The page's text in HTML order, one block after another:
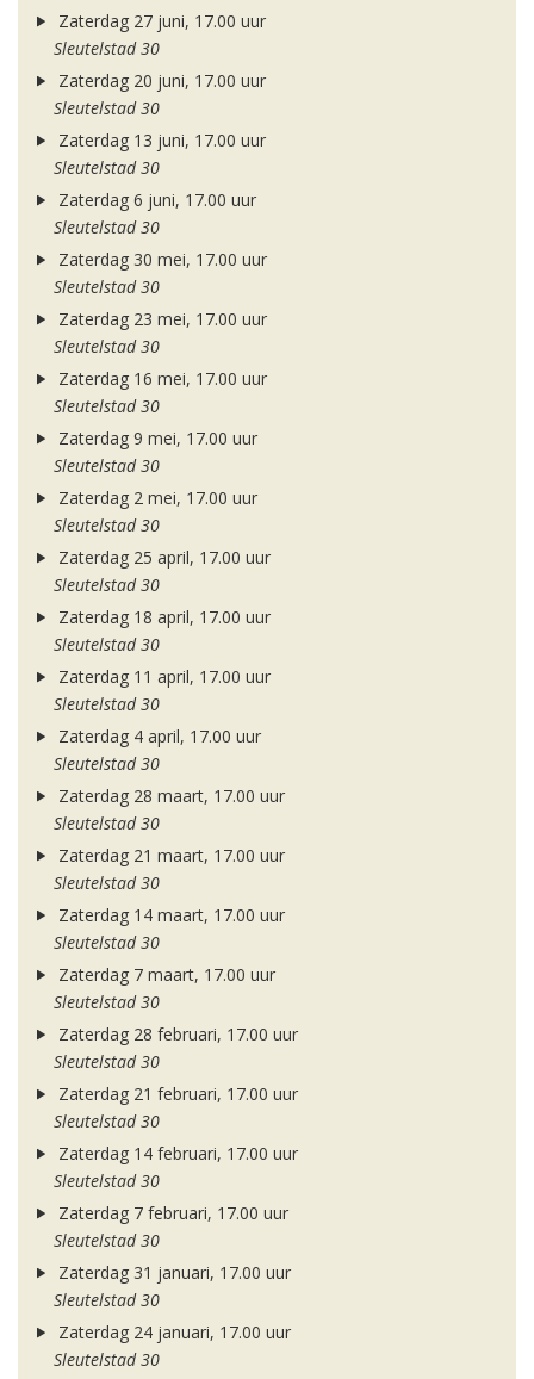
Zaterdag 27 juni, 17.00 uur
Sleutelstad 30
Zaterdag 20 juni, 17.00 uur
Sleutelstad 30
Zaterdag 13 juni, 17.00 uur
Sleutelstad 30
Zaterdag 6 juni, 17.00 uur
Sleutelstad 30
Zaterdag 30 mei, 17.00 uur
Sleutelstad 30
Zaterdag 23 mei, 17.00 uur
Sleutelstad 30
Zaterdag 16 mei, 17.00 uur
Sleutelstad 30
Zaterdag 9 mei, 17.00 uur
Sleutelstad 30
Zaterdag 2 mei, 17.00 uur
Sleutelstad 30
Zaterdag 25 april, 17.00 uur
Sleutelstad 30
Zaterdag 18 april, 17.00 uur
Sleutelstad 30
Zaterdag 11 april, 17.00 uur
Sleutelstad 30
Zaterdag 4 april, 17.00 uur
Sleutelstad 30
Zaterdag 28 maart, 17.00 uur
Sleutelstad 30
Zaterdag 21 maart, 17.00 uur
Sleutelstad 30
Zaterdag 14 maart, 17.00 uur
Sleutelstad 30
Zaterdag 7 maart, 17.00 uur
Sleutelstad 30
Zaterdag 28 februari, 17.00 uur
Sleutelstad 30
Zaterdag 21 februari, 17.00 uur
Sleutelstad 30
Zaterdag 14 februari, 17.00 uur
Sleutelstad 30
Zaterdag 7 februari, 17.00 uur
Sleutelstad 30
Zaterdag 31 januari, 17.00 uur
Sleutelstad 30
Zaterdag 24 januari, 17.00 uur
Sleutelstad 30